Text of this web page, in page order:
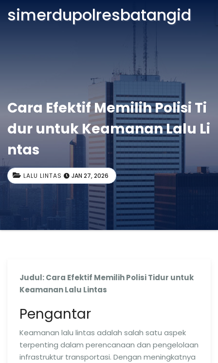
simerdupolresbatangid
Cara Efektif Memilih Polisi Ti
dur untuk Keamanan Lalu Li
ntas
LALU LINTAS JAN 27, 2026
Judul: Cara Efektif Memilih Polisi Tidur untuk
Keamanan Lalu Lintas
Pengantar
Keamanan lalu lintas adalah salah satu aspek
terpenting dalam perencanaan dan pengelolaan
infrastruktur transportasi. Dengan meningkatnya